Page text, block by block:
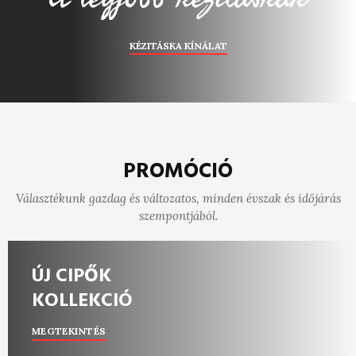
KÉZITÁSKA KÍNÁLAT
PROMÓCIÓ
Választékunk gazdag és változatos, minden évszak és időjárás
szempontjából.
ÚJ CIPŐK
KOLLEKCIÓ
MEGTEKINTÉS